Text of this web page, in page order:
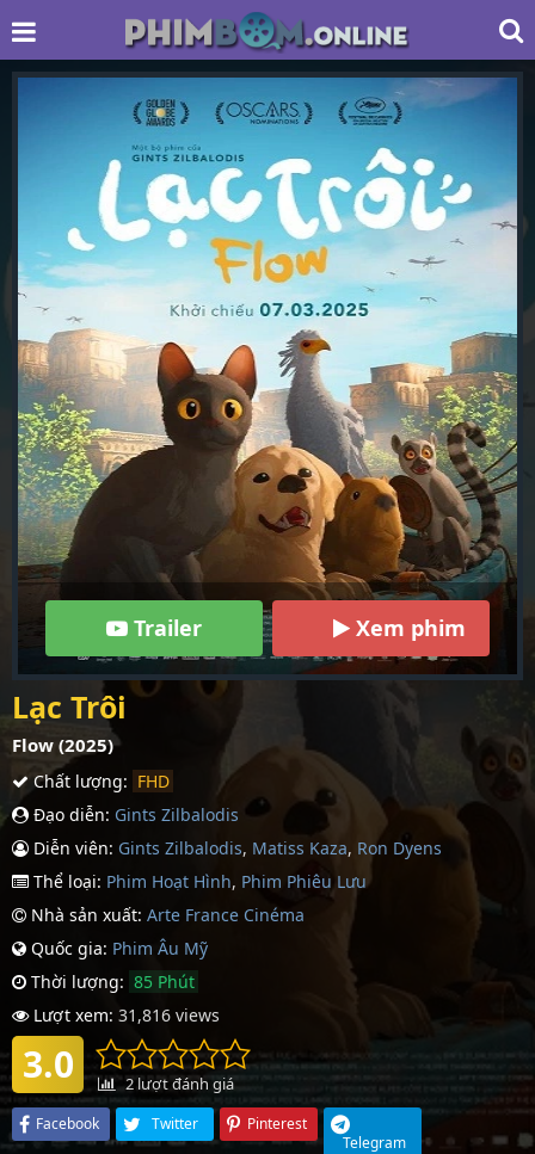
Trailer Xem phim
Lạc Trôi
Flow (2025)
Chất lượng: FHD
Đạo diễn: Gints Zilbalodis
Diễn viên: Gints Zilbalodis, Matiss Kaza, Ron Dyens
Thể loại: Phim Hoạt Hình, Phim Phiêu Lưu
Nhà sản xuất: Arte France Cinéma
Quốc gia: Phim Âu Mỹ
Thời lượng: 85 Phút
Lượt xem: 31,816 views
3.0 2 lượt đánh giá
Facebook Twitter
Pinterest
Telegram